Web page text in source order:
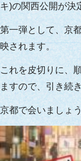
キ)の関西公開が決
第一弾として、京
映されます。
これを皮切りに、
ますので、引き続
京都で会いましょ